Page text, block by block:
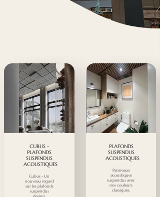
CUBUS -
PLAFONDS
SUSPENDUS
ACOUSTIQUES
Cubus - Un
nouveau regard
sur les plafonds
suspendus
PLAFONDS
SUSPENDUS
ACOUSTIQUES
Panneaux
acoustiques
suspendus avec
nos couleurs
classiques.